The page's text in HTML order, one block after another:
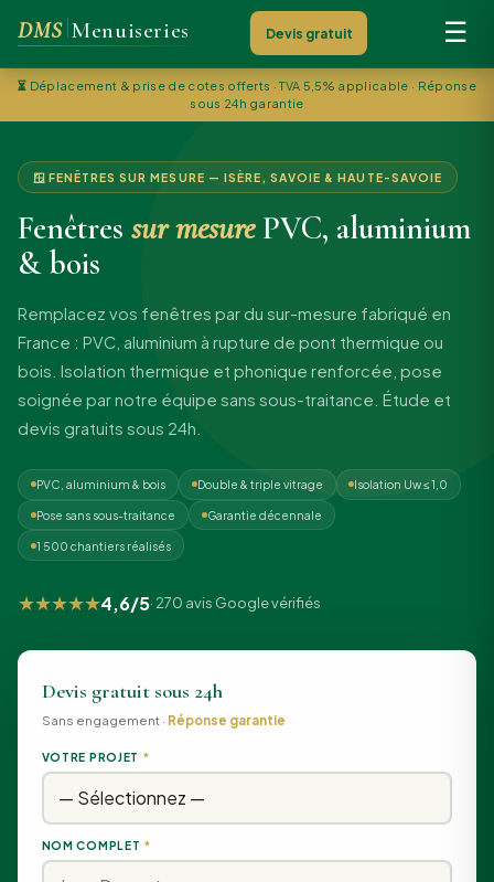
DMS Menuiseries Devis gratuit ☰
⏳ Déplacement & prise de cotes offerts · TVA 5,5% applicable · Réponse
sous 24h garantie
🪟 FENÊTRES SUR MESURE — ISÈRE, SAVOIE & HAUTE-SAVOIE
Fenêtres sur mesurePVC, aluminium
& bois
Remplacez vos fenêtres par du sur-mesure fabriqué en
France : PVC, aluminium à rupture de pont thermique ou
bois. Isolation thermique et phonique renforcée, pose
soignée par notre équipe sans sous-traitance. Étude et
devis gratuits sous 24h.
PVC, aluminium & bois Double & triple vitrage Isolation Uw ≤ 1,0
Pose sans sous-traitance Garantie décennale
1 500 chantiers réalisés
★★★★★4,6/5· 270 avis Google vérifiés
Devis gratuit sous 24h
Sans engagement · Réponse garantie
VOTRE PROJET *
NOM COMPLET *